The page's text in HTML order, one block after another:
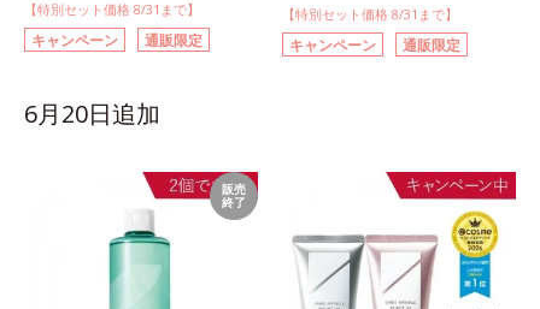
【特別セット価格 8/31まで】
キャンペーン 通販限定
【特別セット価格 8/31まで】
キャンペーン 通販限定
6月20日追加
販売
終了